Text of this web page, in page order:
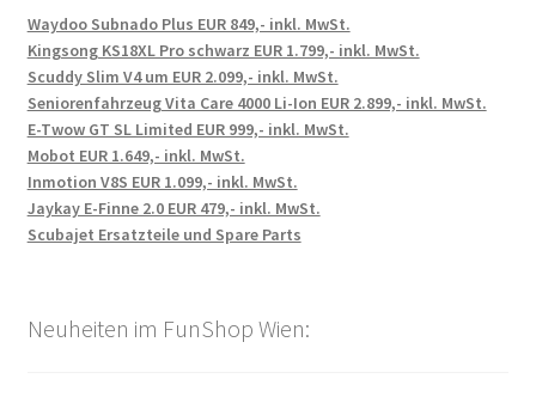
Waydoo Subnado Plus EUR 849,- inkl. MwSt.
Kingsong KS18XL Pro schwarz EUR 1.799,- inkl. MwSt.
Scuddy Slim V4 um EUR 2.099,- inkl. MwSt.
Seniorenfahrzeug Vita Care 4000 Li-Ion EUR 2.899,- inkl. MwSt.
E-Twow GT SL Limited EUR 999,- inkl. MwSt.
Mobot EUR 1.649,- inkl. MwSt.
Inmotion V8S EUR 1.099,- inkl. MwSt.
Jaykay E-Finne 2.0 EUR 479,- inkl. MwSt.
Scubajet Ersatzteile und Spare Parts
Neuheiten im FunShop Wien: